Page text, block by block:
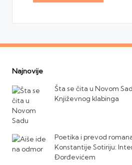
Najnovije
Šta se čita u Novom
Književnog klabinga
Poetika i prevod
Konstantije Sotiriju:
Đorđevićem